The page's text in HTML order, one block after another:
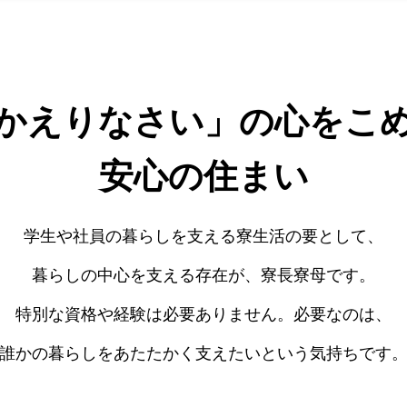
えりなさい」の心をこめ
安心の住まい
学生や社員の暮らしを支える寮生活の要として、
暮らしの中心を支える存在が、寮長寮母です。
特別な資格や経験は必要ありません。必要なのは、
誰かの暮らしをあたたかく支えたいという気持ちです。